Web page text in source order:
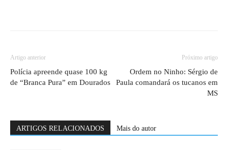
Artigo anterior
Polícia apreende quase 100 kg
de “Branca Pura” em Dourados
Próximo artigo
Ordem no Ninho: Sérgio de
Paula comandará os tucanos em
MS
ARTIGOS RELACIONADOS Mais do autor